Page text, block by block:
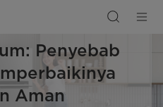
Penyebab
Aman